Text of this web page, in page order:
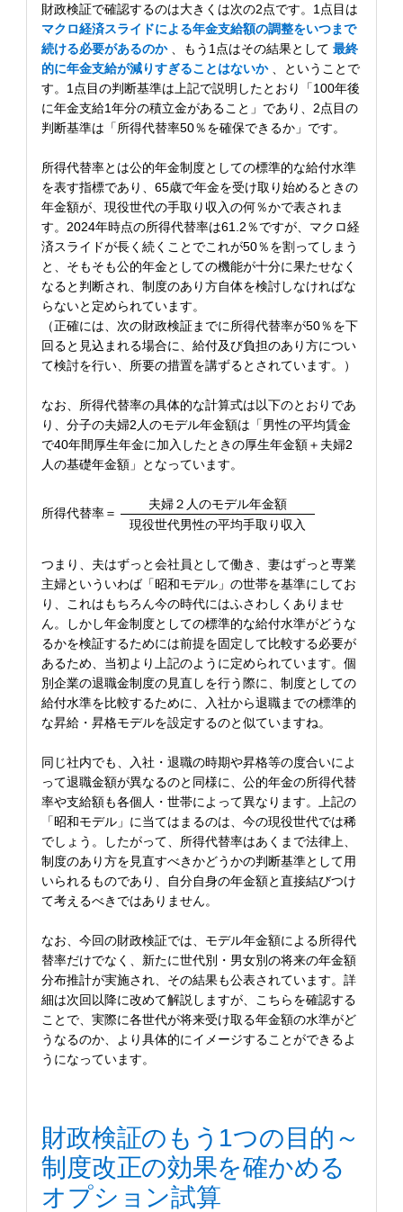
財政検証で確認するのは大きくは次の2点です。1点目は
マクロ経済スライドによる年金支給額の調整をいつまで
続ける必要があるのか
、もう1点はその結果として最終
的に年金支給が減りすぎることはないか
、ということで
す。1点目の判断基準は上記で説明したとおり「100年後
に年金支給1年分の積立金があること」であり、2点目の
判断基準は「所得代替率50％を確保できるか」です。
所得代替率とは公的年金制度としての標準的な給付水準
を表す指標であり、65歳で年金を受け取り始めるときの
年金額が、現役世代の手取り収入の何％かで表されま
す。2024年時点の所得代替率は61.2％ですが、マクロ経
済スライドが長く続くことでこれが50％を割ってしまう
と、そもそも公的年金としての機能が十分に果たせなく
なると判断され、制度のあり方自体を検討しなければな
らないと定められています。
（正確には、次の財政検証までに所得代替率が50％を下
回ると見込まれる場合に、給付及び負担のあり方につい
て検討を行い、所要の措置を講ずるとされています。）
なお、所得代替率の具体的な計算式は以下のとおりであ
り、分子の夫婦2人のモデル年金額は「男性の平均賃金
で40年間厚生年金に加入したときの厚生年金額＋夫婦2
人の基礎年金額」となっています。
所得代替率＝
夫婦２人のモデル年金額
現役世代男性の平均手取り収入
つまり、夫はずっと会社員として働き、妻はずっと専業
主婦といういわば「昭和モデル」の世帯を基準にしてお
り、これはもちろん今の時代にはふさわしくありませ
ん。しかし年金制度としての標準的な給付水準がどうな
るかを検証するためには前提を固定して比較する必要が
あるため、当初より上記のように定められています。個
別企業の退職金制度の見直しを行う際に、制度としての
給付水準を比較するために、入社から退職までの標準的
な昇給・昇格モデルを設定するのと似ていますね。
同じ社内でも、入社・退職の時期や昇格等の度合いによ
って退職金額が異なるのと同様に、公的年金の所得代替
率や支給額も各個人・世帯によって異なります。上記の
「昭和モデル」に当てはまるのは、今の現役世代では稀
でしょう。したがって、所得代替率はあくまで法律上、
制度のあり方を見直すべきかどうかの判断基準として用
いられるものであり、自分自身の年金額と直接結びつけ
て考えるべきではありません。
なお、今回の財政検証では、モデル年金額による所得代
替率だけでなく、新たに世代別・男女別の将来の年金額
分布推計が実施され、その結果も公表されています。詳
細は次回以降に改めて解説しますが、こちらを確認する
ことで、実際に各世代が将来受け取る年金額の水準がど
うなるのか、より具体的にイメージすることができるよ
うになっています。
財政検証のもう1つの目的～
制度改正の効果を確かめる
オプション試算